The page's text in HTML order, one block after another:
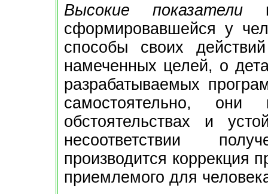
Высокие показатели
сформировавшейся у
способы своих
намеченных целей, о
разрабатываемых
самостоятельно,
обстоятельствах и
несоответствии
производится коррекция
приемлемого для